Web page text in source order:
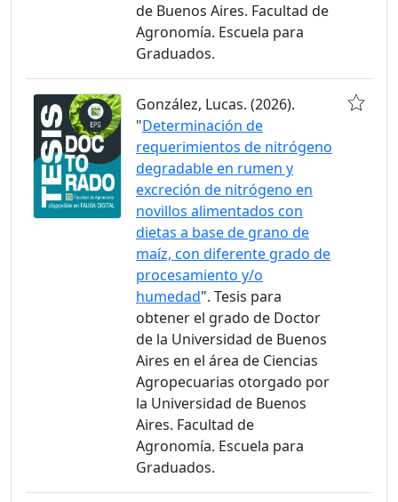
de Buenos Aires. Facultad de
Agronomía. Escuela para
Graduados.
González, Lucas. (2026).
"Determinación de
requerimientos de nitrógeno
degradable en rumen y
excreción de nitrógeno en
novillos alimentados con
dietas a base de grano de
maíz, con diferente grado de
procesamiento y/o
humedad". Tesis para
obtener el grado de Doctor
de la Universidad de Buenos
Aires en el área de Ciencias
Agropecuarias otorgado por
la Universidad de Buenos
Aires. Facultad de
Agronomía. Escuela para
Graduados.